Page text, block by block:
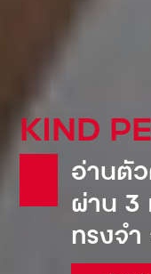
KIND
อ่านตั
ผ่าน 3
ทรงจำ